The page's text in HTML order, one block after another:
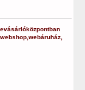
, webáruház,